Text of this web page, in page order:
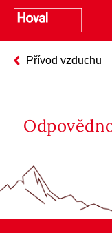
Přívod vzduchu